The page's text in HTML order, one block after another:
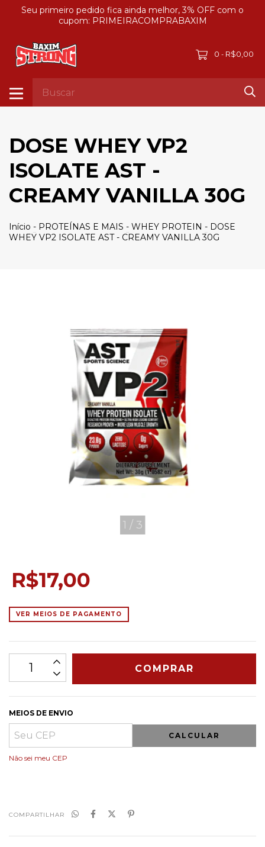
Seu primeiro pedido fica ainda melhor, 3% OFF com o
cupom: PRIMEIRACOMPRABAXIM
0 - R$0,00
DOSE WHEY VP2
ISOLATE AST -
CREAMY VANILLA 30G
Início - PROTEÍNAS E MAIS - WHEY PROTEIN - DOSE
WHEY VP2 ISOLATE AST - CREAMY VANILLA 30G
1 / 3
R$17,00
VER MEIOS DE PAGAMENTO
MEIOS DE ENVIO
CALCULAR
Não sei meu CEP
COMPARTILHAR